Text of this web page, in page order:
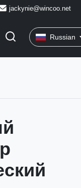
jackynie@wincoo.net
Russian